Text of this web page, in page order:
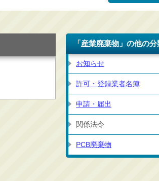
「産業廃棄物 」の他の分
お知らせ
許可・登録業者名簿
申請・届出
関係法令
PCB廃棄物